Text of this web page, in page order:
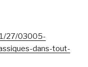
27/03005-
dans-tout-